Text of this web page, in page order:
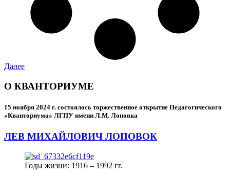
Далее
О КВАНТОРИУМЕ
15 ноября 2024 г. состоялось торжественное открытие Педагогического
«Кванториума» ЛГПУ имени Л.М. Лоповка
ЛЕВ МИХАЙЛОВИЧ ЛОПОВОК
Годы жизни: 1916 – 1992 гг.